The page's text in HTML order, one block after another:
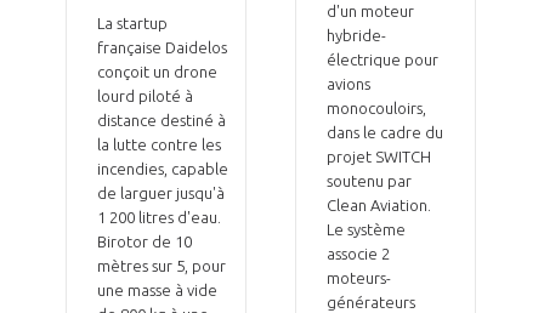
La startup
française Daidelos
conçoit un drone
lourd piloté à
distance destiné à
la lutte contre les
incendies, capable
de larguer jusqu'à
1 200 litres d'eau.
Birotor de 10
mètres sur 5, pour
une masse à vide
d'un moteur
hybride-
électrique pour
avions
monocouloirs,
dans le cadre du
projet SWITCH
soutenu par
Clean Aviation.
Le système
associe 2
moteurs-
générateurs